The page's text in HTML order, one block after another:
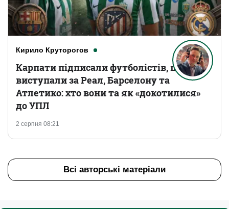
Кирило Круторогов
2 серпня 08:21
Карпати підписали футболістів, що
виступали за Реал, Барселону та
Атлетико: хто вони та як «докотилися»
до УПЛ
Всі авторські матеріали